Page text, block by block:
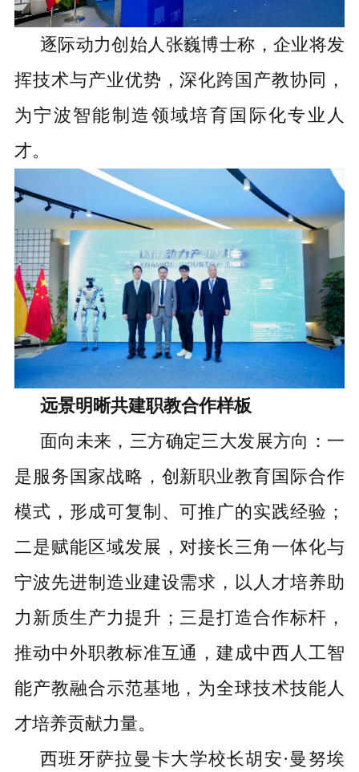
逐际动力创始人张巍博士称，企业将发
挥技术与产业优势，深化跨国产教协同，
为宁波智能制造领域培育国际化专业人
才。
远景明晰共建职教合作样板
面向未来， 三方确定三大发展方向： 一
是服务国家战略，创新职业教育国际合作
模式，形成可复制、可推广的实践经验；
二是赋能区域发展，对接长三角一体化与
宁波先进制造业建设需求，以人才培养助
力新质生产力提升；三是打造合作标杆，
推动中外职教标准互通，建成中西人工智
能产教融合示范基地，为全球技术技能人
才培养贡献力量。
西班牙萨拉曼卡大学校长胡安·曼努埃